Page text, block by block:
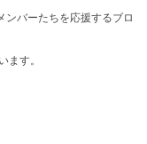
ンバーたちを応援するブロ
ます。